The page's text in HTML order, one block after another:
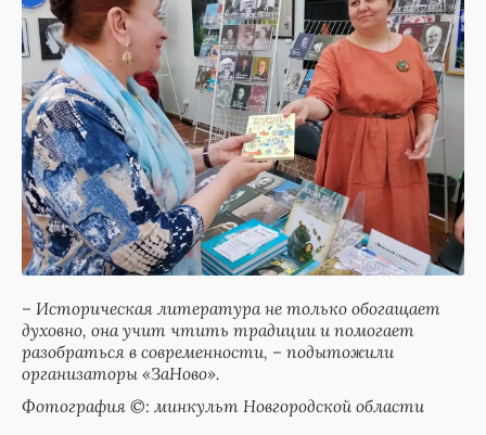
– Историческая литература не только обогащает
духовно, она учит чтить традиции и помогает
разобраться в современности, – подытожили
организаторы «ЗаНово».
Фотография ©: минкульт Новгородской области